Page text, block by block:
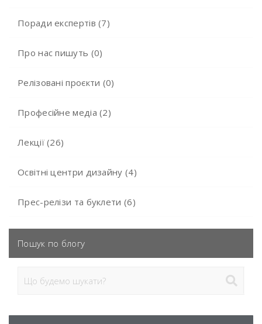
Поради експертів (7)
Про нас пишуть (0)
Релізовані проєкти (0)
Професійне медіа (2)
Лекції (26)
Освітні центри дизайну (4)
Прес-релізи та буклети (6)
Пошук по блогу